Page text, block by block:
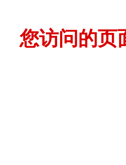
您访问的页